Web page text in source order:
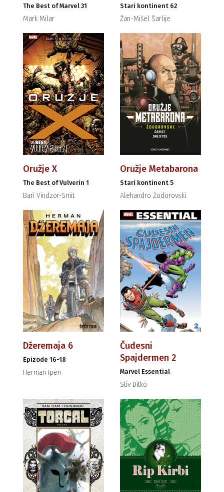
The Best of Marvel 31
Mark Milar
Stari kontinent 62
Žan-Mišel Šarlije
Oružje X
The Best of Vulverin 1
Bari Vindzor-Smit
Oružje Metabarona
Stari kontinent 5
Alehandro Žodorovski
Džeremaja 6
Epizode 16-18
Herman Ipen
Čudesni
Spajdermen 2
Marvel Essential
Stiv Ditko